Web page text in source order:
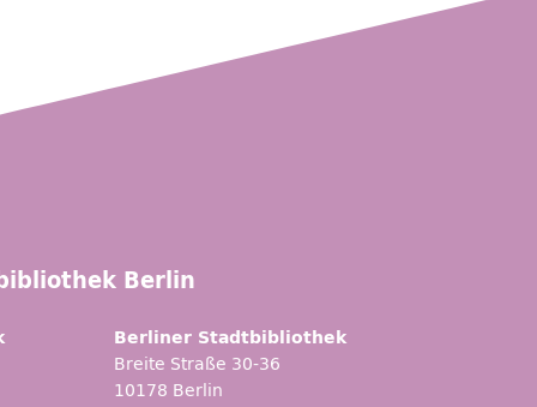
Berlin
Berliner Stadtbibliothek
Breite Straße 30-36
10178 Berlin